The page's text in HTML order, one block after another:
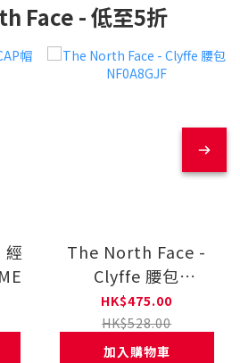
Face - 低至5折
The North Face -
Clyffe 腰包
NF0A8GJF
HK$475.00
HK$528.00
加入購物車